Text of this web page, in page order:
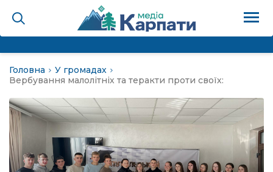
голос гірського
Головна
У громадах
Вербування малолітніх та теракти проти своїх: